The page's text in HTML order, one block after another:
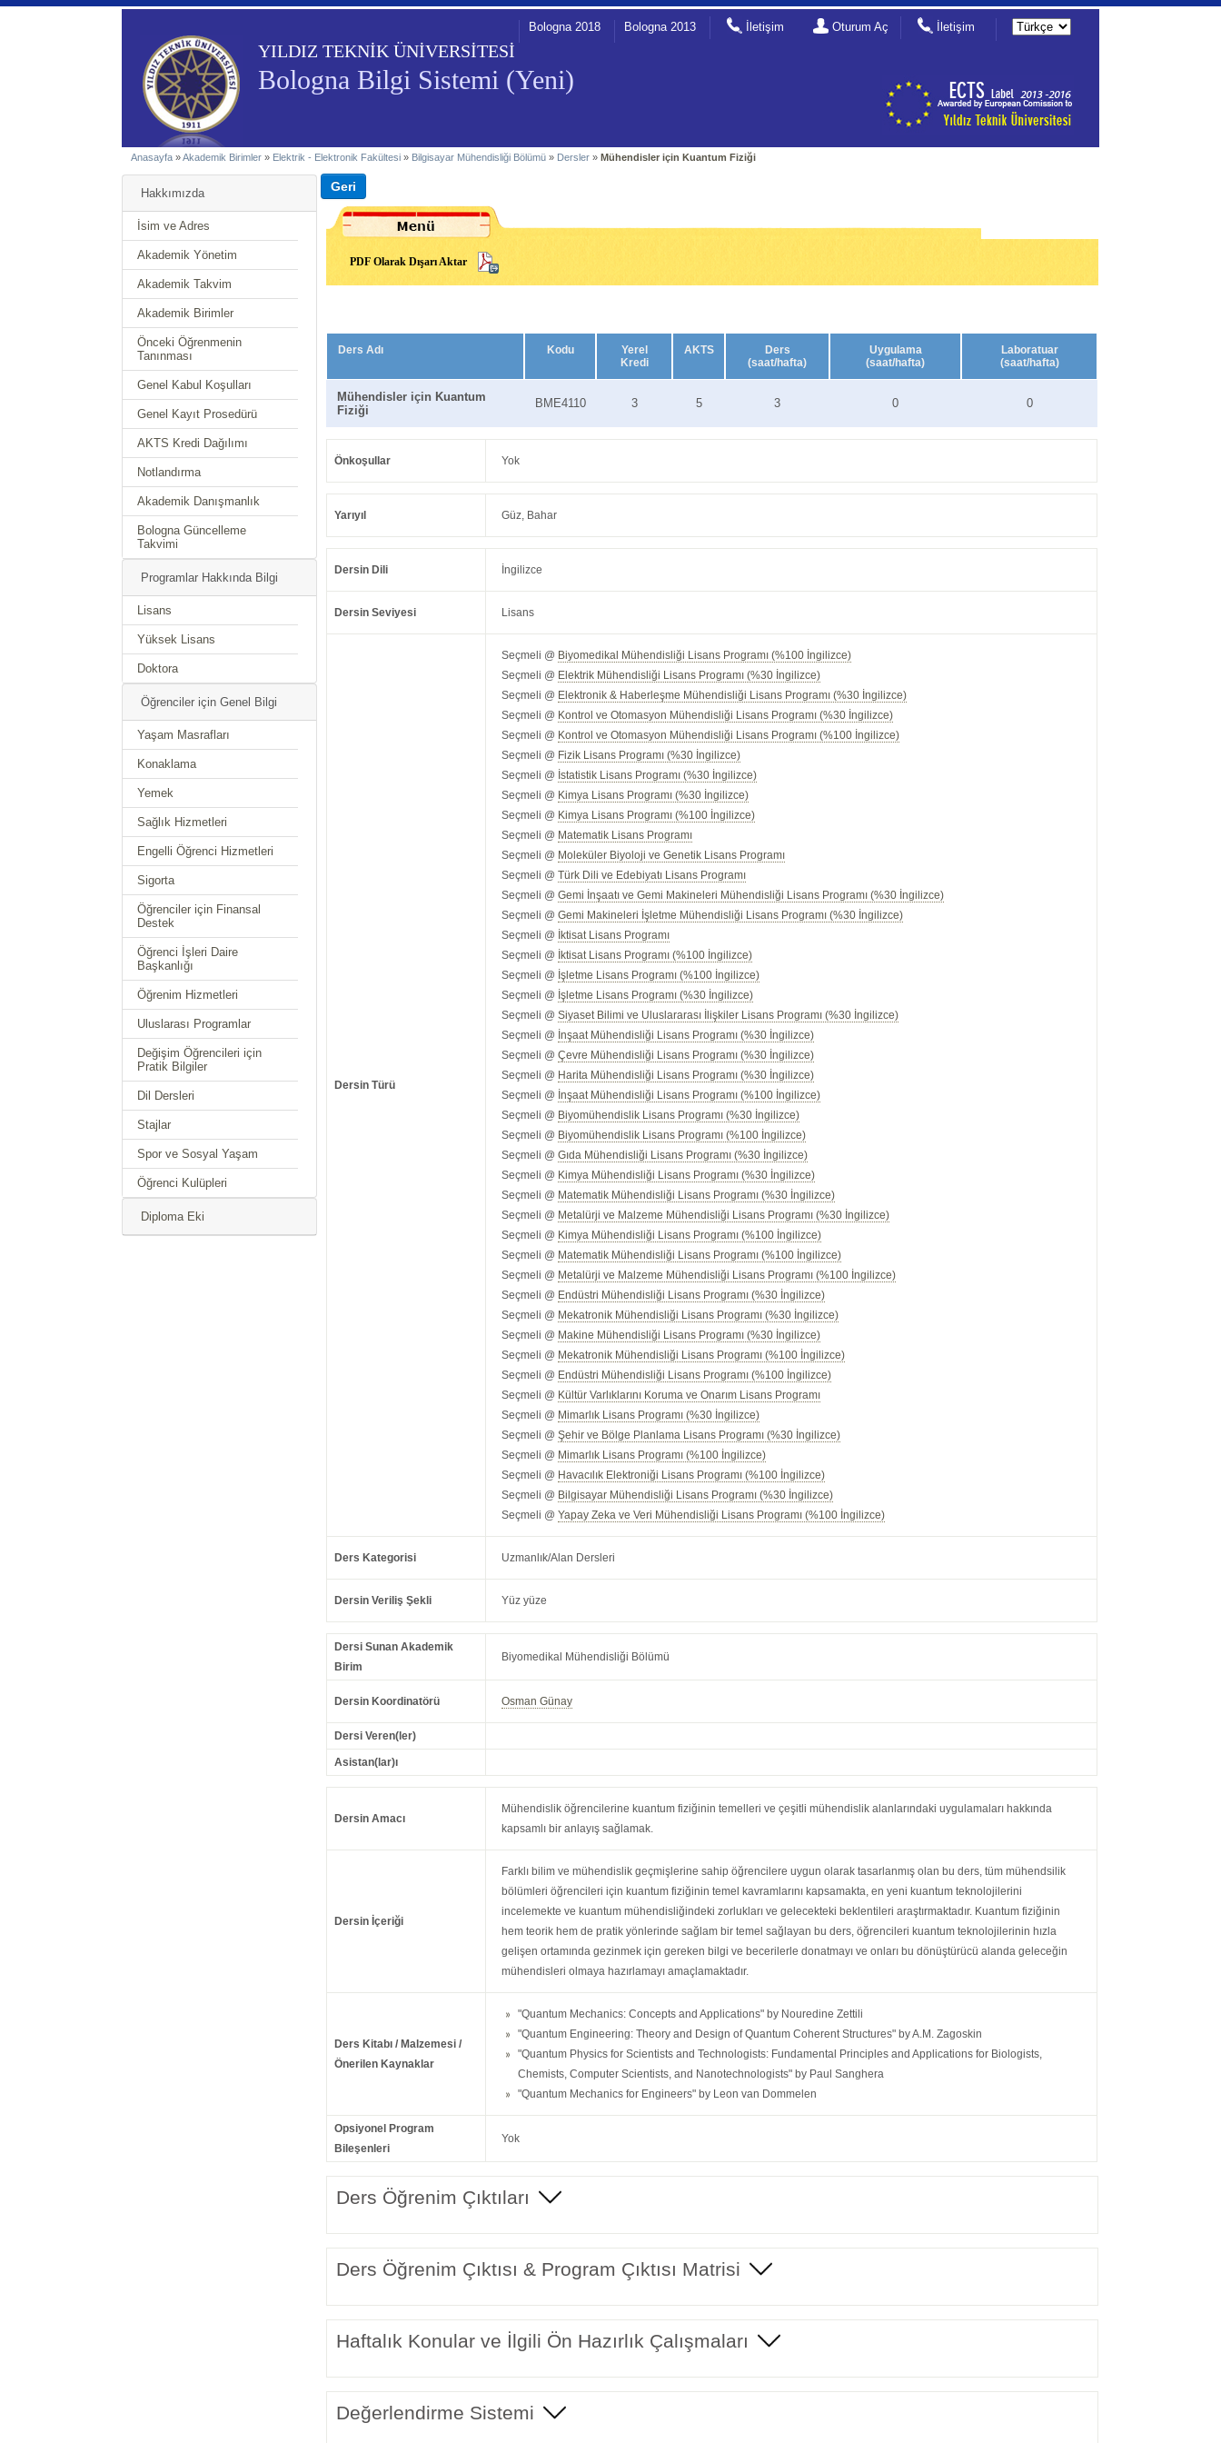
YILDIZ TEKNİK ÜNİVERSİTESİ
Bologna Bilgi Sistemi (Yeni)
Bologna 2018 Bologna 2013 İletişim Oturum Aç İletişim
Anasayfa »Akademik Birimler » Elektrik - Elektronik Fakültesi » Bilgisayar Mühendisliği Bölümü » Dersler »Mühendisler için Kuantum Fiziği
Hakkımızda
İsim ve Adres
Akademik Yönetim
Akademik Takvim
Akademik Birimler
Önceki Öğrenmenin
Tanınması
Genel Kabul Koşulları
Genel Kayıt Prosedürü
AKTS Kredi Dağılımı
Notlandırma
Akademik Danışmanlık
Bologna Güncelleme
Takvimi
Programlar Hakkında Bilgi
Lisans
Yüksek Lisans
Doktora
Öğrenciler için Genel Bilgi
Yaşam Masrafları
Konaklama
Yemek
Sağlık Hizmetleri
Engelli Öğrenci Hizmetleri
Sigorta
Öğrenciler için Finansal
Destek
Öğrenci İşleri Daire
Başkanlığı
Öğrenim Hizmetleri
Uluslarası Programlar
Değişim Öğrencileri için
Pratik Bilgiler
Dil Dersleri
Stajlar
Spor ve Sosyal Yaşam
Öğrenci Kulüpleri
Diploma Eki
PDF Olarak Dışarı Aktar
Ders Adı Kodu
Yerel
Kredi
AKTS
Ders
(saat/hafta)
Uygulama
(saat/hafta)
Laboratuar
(saat/hafta)
Mühendisler için Kuantum
Fiziği
BME4110 3 5 3 0 0
Önkoşullar Yok
Yarıyıl Güz, Bahar
Dersin Dili İngilizce
Dersin Seviyesi Lisans
Dersin Türü
Seçmeli @ Biyomedikal Mühendisliği Lisans Programı (%100 İngilizce)
Seçmeli @ Elektrik Mühendisliği Lisans Programı (%30 İngilizce)
Seçmeli @ Elektronik & Haberleşme Mühendisliği Lisans Programı (%30 İngilizce)
Seçmeli @ Kontrol ve Otomasyon Mühendisliği Lisans Programı (%30 İngilizce)
Seçmeli @ Kontrol ve Otomasyon Mühendisliği Lisans Programı (%100 İngilizce)
Seçmeli @ Fizik Lisans Programı (%30 İngilizce)
Seçmeli @ İstatistik Lisans Programı (%30 İngilizce)
Seçmeli @ Kimya Lisans Programı (%30 İngilizce)
Seçmeli @ Kimya Lisans Programı (%100 İngilizce)
Seçmeli @ Matematik Lisans Programı
Seçmeli @ Moleküler Biyoloji ve Genetik Lisans Programı
Seçmeli @Türk Dili ve Edebiyatı Lisans Programı
Seçmeli @Gemi İnşaatı ve Gemi Makineleri Mühendisliği Lisans Programı (%30 İngilizce)
Seçmeli @Gemi Makineleri İşletme Mühendisliği Lisans Programı (%30 İngilizce)
Seçmeli @
İktisat Lisans Programı
Seçmeli @
İktisat Lisans Programı (%100 İngilizce)
Seçmeli @ İşletme Lisans Programı (%100 İngilizce)
Seçmeli @ İşletme Lisans Programı (%30 İngilizce)
Seçmeli @Siyaset Bilimi ve Uluslararası İlişkiler Lisans Programı (%30 İngilizce)
Seçmeli @ İnşaat Mühendisliği Lisans Programı (%30 İngilizce)
Seçmeli @Çevre Mühendisliği Lisans Programı (%30 İngilizce)
Seçmeli @ Harita Mühendisliği Lisans Programı (%30 İngilizce)
Seçmeli @ İnşaat Mühendisliği Lisans Programı (%100 İngilizce)
Seçmeli @ Biyomühendislik Lisans Programı (%30 İngilizce)
Seçmeli @ Biyomühendislik Lisans Programı (%100 İngilizce)
Seçmeli @Gıda Mühendisliği Lisans Programı (%30 İngilizce)
Seçmeli @ Kimya Mühendisliği Lisans Programı (%30 İngilizce)
Seçmeli @ Matematik Mühendisliği Lisans Programı (%30 İngilizce)
Seçmeli @ Metalürji ve Malzeme Mühendisliği Lisans Programı (%30 İngilizce)
Seçmeli @ Kimya Mühendisliği Lisans Programı (%100 İngilizce)
Seçmeli @ Matematik Mühendisliği Lisans Programı (%100 İngilizce)
Seçmeli @ Metalürji ve Malzeme Mühendisliği Lisans Programı (%100 İngilizce)
Seçmeli @ Endüstri Mühendisliği Lisans Programı (%30 İngilizce)
Seçmeli @ Mekatronik Mühendisliği Lisans Programı (%30 İngilizce)
Seçmeli @ Makine Mühendisliği Lisans Programı (%30 İngilizce)
Seçmeli @ Mekatronik Mühendisliği Lisans Programı (%100 İngilizce)
Seçmeli @ Endüstri Mühendisliği Lisans Programı (%100 İngilizce)
Seçmeli @ Kültür Varlıklarını Koruma ve Onarım Lisans Programı
Seçmeli @ Mimarlık Lisans Programı (%30 İngilizce)
Seçmeli @Şehir ve Bölge Planlama Lisans Programı (%30 İngilizce)
Seçmeli @ Mimarlık Lisans Programı (%100 İngilizce)
Seçmeli @ Havacılık Elektroniği Lisans Programı (%100 İngilizce)
Seçmeli @ Bilgisayar Mühendisliği Lisans Programı (%30 İngilizce)
Seçmeli @Yapay Zeka ve Veri Mühendisliği Lisans Programı (%100 İngilizce)
Ders Kategorisi Uzmanlık/Alan Dersleri
Dersin Veriliş Şekli Yüz yüze
Dersi Sunan Akademik
Birim
Biyomedikal Mühendisliği Bölümü
Dersin Koordinatörü Osman Günay
Dersi Veren(ler)
Asistan(lar)ı
Dersin Amacı
Mühendislik öğrencilerine kuantum fiziğinin temelleri ve çeşitli mühendislik alanlarındaki uygulamaları hakkında
kapsamlı bir anlayış sağlamak.
Dersin İçeriği
Farklı bilim ve mühendislik geçmişlerine sahip öğrencilere uygun olarak tasarlanmış olan bu ders, tüm mühendsilik
bölümleri öğrencileri için kuantum fiziğinin temel kavramlarını kapsamakta, en yeni kuantum teknolojilerini
incelemekte ve kuantum mühendisliğindeki zorlukları ve gelecekteki beklentileri araştırmaktadır. Kuantum fiziğinin
hem teorik hem de pratik yönlerinde sağlam bir temel sağlayan bu ders, öğrencileri kuantum teknolojilerinin hızla
gelişen ortamında gezinmek için gereken bilgi ve becerilerle donatmayı ve onları bu dönüştürücü alanda geleceğin
mühendisleri olmaya hazırlamayı amaçlamaktadır.
Ders Kitabı / Malzemesi /
Önerilen Kaynaklar
"Quantum Mechanics: Concepts and Applications" by Nouredine Zettili
"Quantum Engineering: Theory and Design of Quantum Coherent Structures" by A.M. Zagoskin
"Quantum Physics for Scientists and Technologists: Fundamental Principles and Applications for Biologists,
Chemists, Computer Scientists, and Nanotechnologists" by Paul Sanghera
"Quantum Mechanics for Engineers" by Leon van Dommelen
Opsiyonel Program
Bileşenleri
Yok
Ders Öğrenim Çıktıları
Ders Öğrenim Çıktısı & Program Çıktısı Matrisi
Haftalık Konular ve İlgili Ön Hazırlık Çalışmaları
Değerlendirme Sistemi